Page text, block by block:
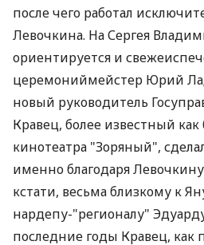
после чего работал
Левочкина. На Сергея
ориентируется и
церемониймейстер Юрий
новый руководитель
Кравец, более известный
кинотеатра "Зоряный",
именно благодаря
кстати, весьма близкому к
нардепу-"регионалу"
последние годы Кравец, как